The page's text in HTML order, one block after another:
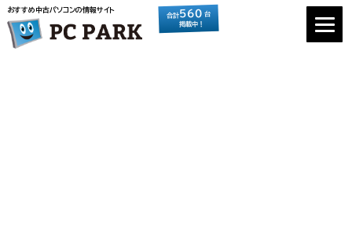
おすすめ中古パソコンの情報サイト
合計560 台
掲載中！